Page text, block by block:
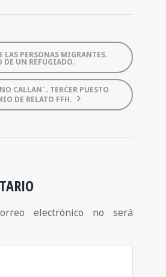
PERSONAS MIGRANTES.
DE UN REFUGIADO.
CALLAN¨. TERCER PUESTO
DE RELATO FFH.
electrónico no será